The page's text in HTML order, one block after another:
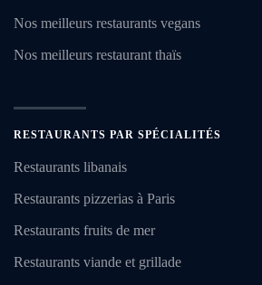
Nos meilleurs restaurants vegans
Nos meilleurs restaurant thaïs
RESTAURANTS PAR SPÉCIALITÉS
Restaurants libanais
Restaurants pizzerias à Paris
Restaurants fruits de mer
Restaurants viande et grillade